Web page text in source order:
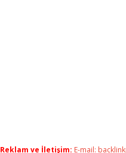
Reklam ve İletişim: E-mail: